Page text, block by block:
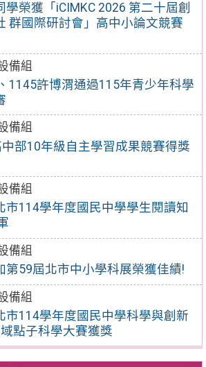
榮獲「iCIMKC 2026 第二十屆創
群國際研討會」高中小論文競賽
備組
1145許博渭通過115年青少年科學
備組
部10年級自主學習成果競賽得獎
備組
市114學年度國民中學學生閱讀知
備組
第59屆北市中小學科展榮獲佳績!
備組
市114學年度國民中學科學與創新
點子科學大賽獲獎